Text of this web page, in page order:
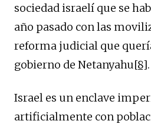
sociedad israelí que se
año pasado con las
reforma judicial que
gobierno de Netanyahu[8].
Israel es un enclave
artificialmente con